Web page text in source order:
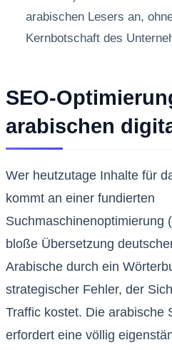
arabischen Lesers an,
Kernbotschaft des
SEO-
arabischen
Wer heutzutage Inhalte für
kommt an einer fundierten
Suchmaschinenoptimierung
bloße Übersetzung
Arabische durch ein
strategischer Fehler, der
Traffic kostet. Die arabische
erfordert eine völlig